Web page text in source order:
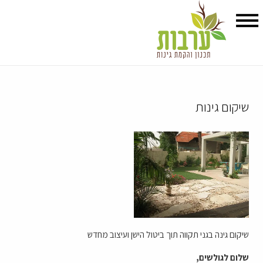
שיקום גינות
שיקום גינה בגני תקווה תוך ביטול הישן ועיצוב מחדש
שלום לגולשים,